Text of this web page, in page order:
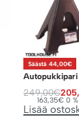
Säästä 44,00€
Autopukkipari
249,00€
163,35€ 0
Lisää